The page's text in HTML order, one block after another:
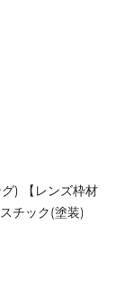
) 【レンズ枠材
チック(塗装)